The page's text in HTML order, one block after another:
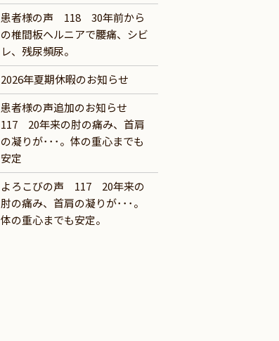
患者様の声 118 30年前から
の椎間板ヘルニアで腰痛、シビ
レ、残尿頻尿。
2026年夏期休暇のお知らせ
患者様の声追加のお知らせ
117 20年来の肘の痛み、首肩
の凝りが･･･。体の重心までも
安定
よろこびの声 117 20年来の
肘の痛み、首肩の凝りが･･･。
体の重心までも安定。